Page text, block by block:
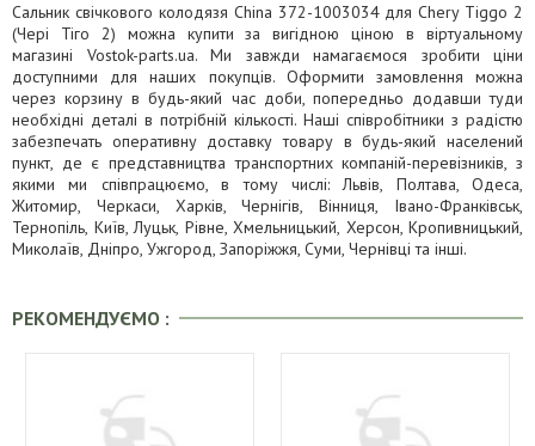
Сальник свічкового колодязя China 372-1003034 для Chery Tiggo 2
(Чері Тіго 2) можна купити за вигідною ціною в віртуальному
магазині Vostok-parts.ua. Ми завжди намагаємося зробити ціни
доступними для наших покупців. Оформити замовлення можна
через корзину в будь-який час доби, попередньо додавши туди
необхідні деталі в потрібній кількості. Наші співробітники з радістю
забезпечать оперативну доставку товару в будь-який населений
пункт, де є представництва транспортних компаній-перевізників, з
якими ми співпрацюємо, в тому числі: Львів, Полтава, Одеса,
Житомир, Черкаси, Харків, Чернігів, Вінниця, Івано-Франківськ,
Тернопіль, Київ, Луцьк, Рівне, Хмельницький, Херсон, Кропивницький,
Миколаїв, Дніпро, Ужгород, Запоріжжя, Суми, Чернівці та інші.
РЕКОМЕНДУЄМО :